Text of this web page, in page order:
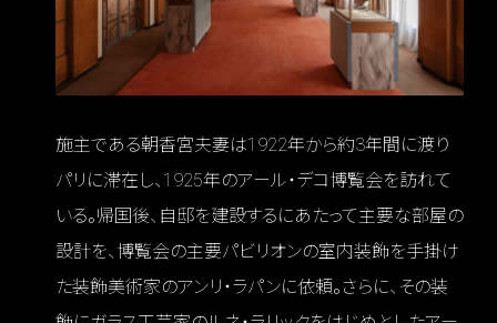
施主である朝香宮夫妻は1922年から約3年間に渡り
パリに滞在し、1925年のアール・デコ博覧会を訪れて
いる。帰国後、自邸を建設するにあたって主要な部屋の
設計を、博覧会の主要パビリオンの室内装飾を手掛け
た装飾美術家のアンリ・ラパンに依頼。さらに、その装